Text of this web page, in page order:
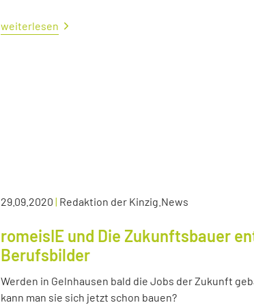
weiterlesen
29.09.2020 | Redaktion der Kinzig.News
romeisIE und Die Zukunftsbauer
Berufsbilder
Werden in Gelnhausen bald die Jobs der Zukunft
kann man sie sich jetzt schon bauen?